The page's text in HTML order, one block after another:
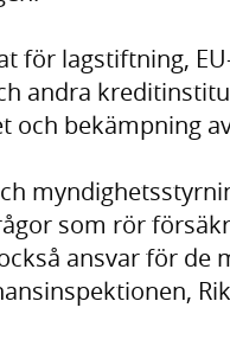
för lagstiftning,
andra
och bekämpning
som rör
ansvar för de